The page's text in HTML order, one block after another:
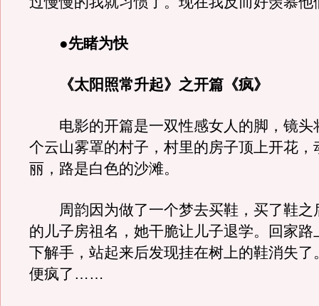
●先睹为快
《太阳照常升起》之开篇《疯》
电影的开篇是一双性感女人的脚，镜头
个云山雾罩的村子，村里的房子顶上开花，
丽，路是白色的沙滩。
周韵因为做了一个梦去买鞋，买了鞋之
的儿子房祖名，她干脆让儿子退学。回家路
下解手，站起来后发现挂在树上的鞋消失了
便疯了……